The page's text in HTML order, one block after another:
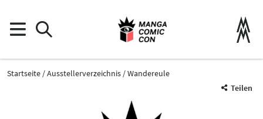
Startseite Ausstellerverzeichnis
Wandereule
Teilen